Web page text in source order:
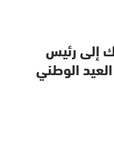
إلى رئيس
الوطني